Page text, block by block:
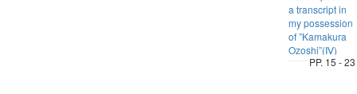
a transcript in
my possession
of ”Kamakura
Ozoshi”(Ⅳ)
PP. 15 - 23